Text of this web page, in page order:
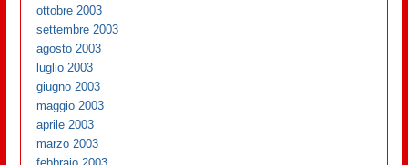
ottobre 2003
settembre 2003
agosto 2003
luglio 2003
giugno 2003
maggio 2003
aprile 2003
marzo 2003